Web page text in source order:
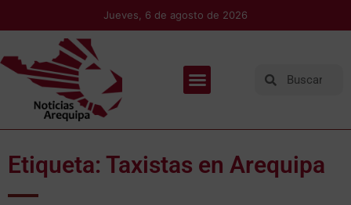
Jueves, 6 de agosto de 2026
Etiqueta: Taxistas en Arequipa